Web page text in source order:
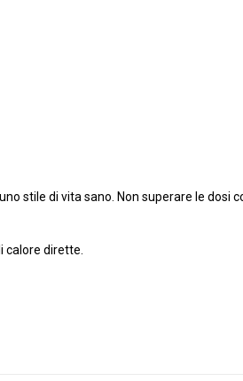
stile di vita sano. Non superare le dosi
calore dirette.